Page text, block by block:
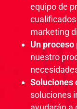
equipo de
marketing
Un
nuestro
Soluciones
soluciones